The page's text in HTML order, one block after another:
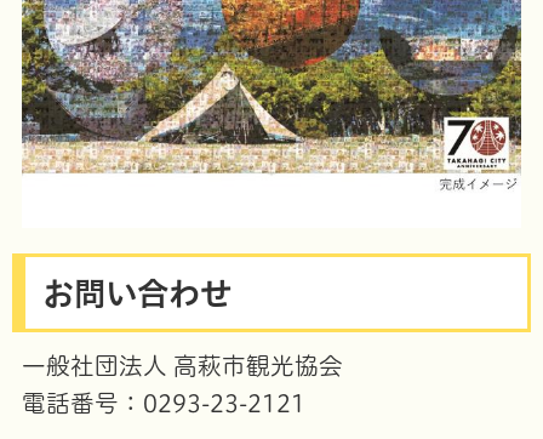
お問い合わせ
一般社団法人 高萩市観光協会
電話番号：0293-23-2121